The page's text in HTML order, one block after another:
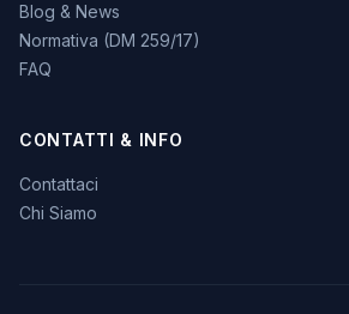
Blog & News
Normativa (DM 259/17)
FAQ
CONTATTI & INFO
Contattaci
Chi Siamo